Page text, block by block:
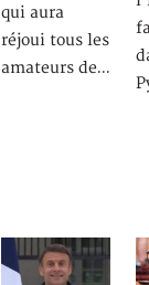
qui aura
réjoui tous les
amateurs de…